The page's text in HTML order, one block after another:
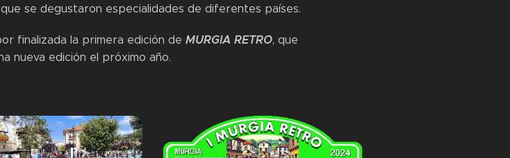
se degustaron especialidades de diferentes países.
finalizada la primera edición de MURGIA RETRO, que
nueva edición el próximo año.